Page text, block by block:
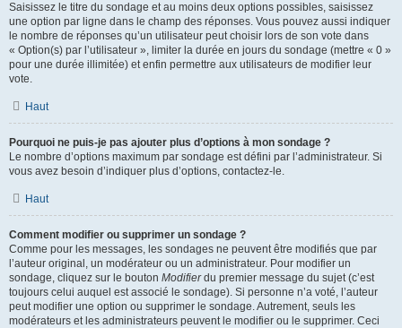
Saisissez le titre du sondage et au moins deux options possibles, saisissez
une option par ligne dans le champ des réponses. Vous pouvez aussi indiquer
le nombre de réponses qu’un utilisateur peut choisir lors de son vote dans
« Option(s) par l’utilisateur », limiter la durée en jours du sondage (mettre « 0 »
pour une durée illimitée) et enfin permettre aux utilisateurs de modifier leur
vote.
Haut
Pourquoi ne puis-je pas ajouter plus d’options à mon sondage ?
Le nombre d’options maximum par sondage est défini par l’administrateur. Si
vous avez besoin d’indiquer plus d’options, contactez-le.
Haut
Comment modifier ou supprimer un sondage ?
Comme pour les messages, les sondages ne peuvent être modifiés que par
l’auteur original, un modérateur ou un administrateur. Pour modifier un
sondage, cliquez sur le bouton Modifierdu premier message du sujet (c’est
toujours celui auquel est associé le sondage). Si personne n’a voté, l’auteur
peut modifier une option ou supprimer le sondage. Autrement, seuls les
modérateurs et les administrateurs peuvent le modifier ou le supprimer. Ceci